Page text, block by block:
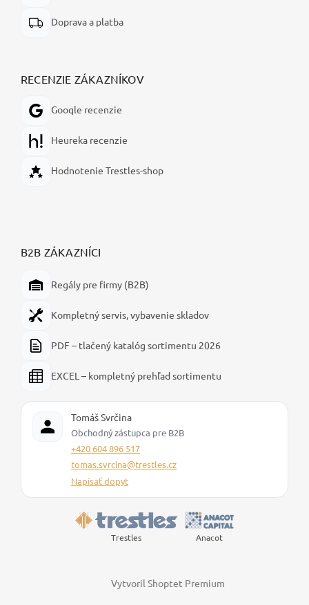
Doprava a platba
RECENZIE ZÁKAZNÍKOV
Google recenzie
Heureka recenzie
Hodnotenie Trestles-shop
B2B ZÁKAZNÍCI
Regály pre firmy (B2B)
Kompletný servis, vybavenie skladov
PDF – tlačený katalóg sortimentu 2026
EXCEL – kompletný prehľad sortimentu
Tomáš Svrčina
Obchodný zástupca pre B2B
+420 604 896 517
tomas.svrcina@trestles.cz
Napísať dopyt
Trestles Anacot
Vytvoril Shoptet Premium